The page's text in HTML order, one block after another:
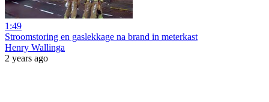
1:49
Stroomstoring en gaslekkage na brand in meterkast
Henry Wallinga
2 years ago